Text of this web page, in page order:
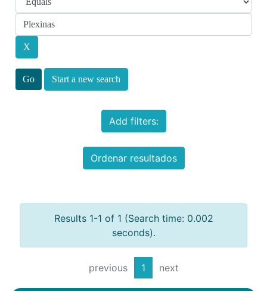
Start a new search
Add filters:
Ordenar resultados
Results 1-1 of 1 (Search time: 0.002
seconds).
previous 1 next